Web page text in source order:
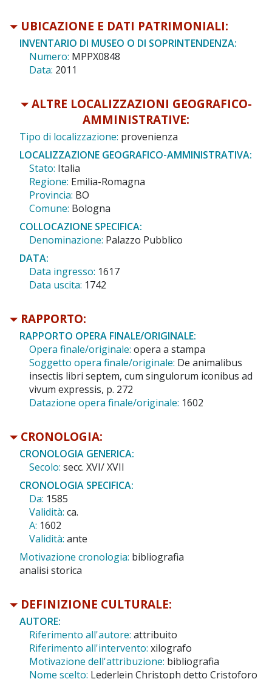
UBICAZIONE E DATI PATRIMONIALI:
INVENTARIO DI MUSEO O DI SOPRINTENDENZA:
Numero: MPPX0848
Data: 2011
ALTRE LOCALIZZAZIONI GEOGRAFICO-
AMMINISTRATIVE:
Tipo di localizzazione: provenienza
LOCALIZZAZIONE GEOGRAFICO-AMMINISTRATIVA:
Stato: Italia
Regione: Emilia-Romagna
Provincia: BO
Comune: Bologna
COLLOCAZIONE SPECIFICA:
Denominazione: Palazzo Pubblico
DATA:
Data ingresso: 1617
Data uscita: 1742
RAPPORTO:
RAPPORTO OPERA FINALE/ORIGINALE:
Opera finale/originale: opera a stampa
Soggetto opera finale/originale: De animalibus
insectis libri septem, cum singulorum iconibus ad
vivum expressis, p. 272
Datazione opera finale/originale: 1602
CRONOLOGIA:
CRONOLOGIA GENERICA:
Secolo: secc. XVI/ XVII
CRONOLOGIA SPECIFICA:
Da: 1585
Validità: ca.
A: 1602
Validità: ante
Motivazione cronologia: bibliografia
analisi storica
DEFINIZIONE CULTURALE:
AUTORE:
Riferimento all'autore: attribuito
Riferimento all'intervento: xilografo
Motivazione dell'attribuzione: bibliografia
Nome scelto: Lederlein Christoph detto Cristoforo